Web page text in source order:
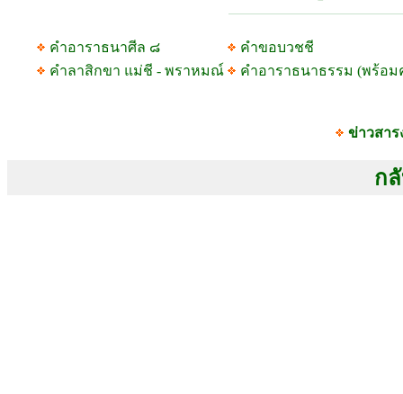
คำอาราธนาศีล ๘
คำขอบวชชี
คำลาสิกขา แม่ชี - พราหมณ์
คำอาราธนาธรรม (พร้อม
ข่าวสา
ก